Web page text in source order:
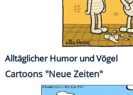
Alltäglicher Humor und Vögel
Cartoons "Neue Zeiten"